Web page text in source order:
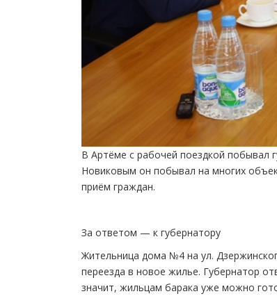
В Артёме с рабочей поездкой побывал
Новиковым он побывал на многих
приём граждан.
За ответом — к губернатору
Жительница дома №4 на ул.
переезда в новое жилье. Губернатор
значит, жильцам барака уже можно